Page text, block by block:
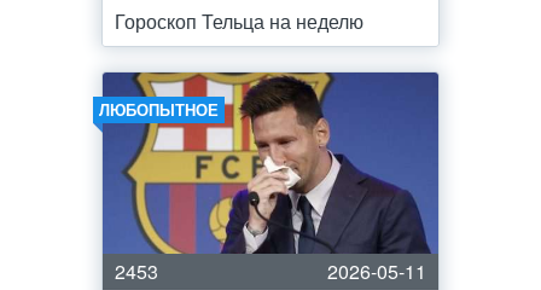
Гороскоп Тельца на неделю
ЛЮБОПЫТНОЕ
2453
2026-05-11